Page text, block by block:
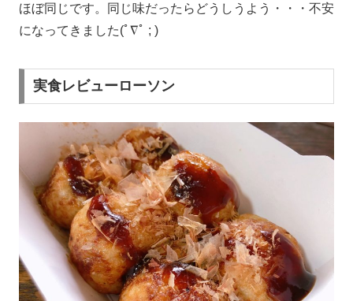
ほぼ同じです。同じ味だったらどうしうよう・・・不安
になってきました(ﾟ∇ﾟ ; )
実食レビューローソン